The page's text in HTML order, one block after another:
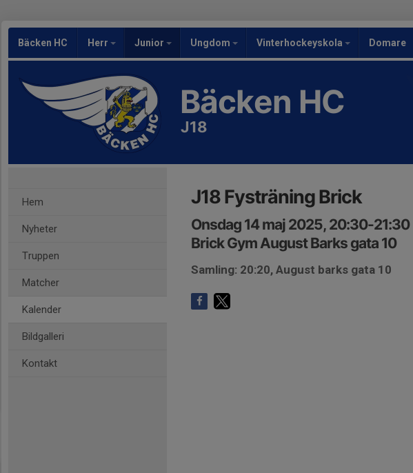
Bäcken HC Herr Junior Ungdom Vinterhockeyskola Domare
Bäcken HC
J18
Hem
Nyheter
Truppen
Matcher
Kalender
Bildgalleri
Kontakt
J18 Fysträning Brick
Onsdag 14 maj 2025, 20:30-21:30
Brick Gym August Barks gata 10
Samling: 20:20, August barks gata 10